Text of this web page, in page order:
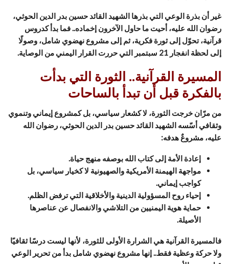
غير أن بذرة الوعي التي بذرها الشهيد القائد حسين بدر الدين الحوثي،
رضوان الله عليه، أحيت ما حاول الآخرون إخماده.. فما بدأ كدروس
قرآنية، تحوّل إلى ثورة فكرية، ثم إلى مشروع نهضوي شامل، وصولًا
إلى لحظة انفجار 21 سبتمبر التي حررت القرار اليمني من الوصاية.
المسيرة القرآنية.. الثورة التي بدأت
بالفكرة قبل أن تبدأ بالساحات
من مرّان خرجت الثورة، لا كشعار سياسي، بل كمشروع إيماني وتنموي
وثقافي أسّسه الشهيد القائد حسين بدر الدين الحوثي، رضوان الله
عليه، مشروعٌ هدفه:
إعادة الأمة إلى كتاب الله بوصفه منهج حياة.
مواجهة الهيمنة الأمريكية والصهيونية لا كخيار سياسي، بل
كواجب إيماني.
إحياء روح المسؤولية الدينية والأخلاقية التي ترفض الظلم.
حماية هوية اليمنيين من التلاشي والانفصال عن عناصرها
الأصيلة.
فالمسيرة القرآنية هي الشرارة الأولى للثورة، لأنها ليست درسًا ثقافيًا
ولا حركة وعظية فقط.. إنها مشروع نهضوي شامل بدأ من تحرير الوعي